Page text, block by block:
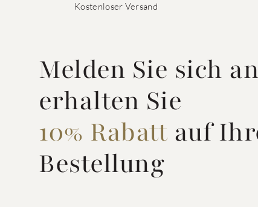
Kostenloser Versand
Melden Sie sich
erhalten Sie
10% Rabattauf
Bestellung